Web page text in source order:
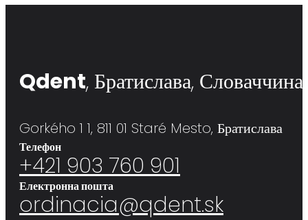
Qdent, Братислава, Словаччина
Gorkého 1 1, 811 01 Staré Mesto, Братислава
Телефон
+421 903 760 901
Електронна пошта
ordinacia@qdent.sk